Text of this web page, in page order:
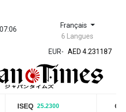
Français
6 Langues
EUR-
ZWL 370.984448
AED 4.231187
AED 4.231187
ALL 93.264739
AMD
ISEQ 25.2300